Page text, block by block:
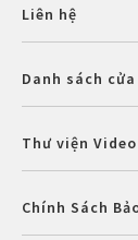
Liên hệ
Danh sách
Thư viện Video
Chính Sách